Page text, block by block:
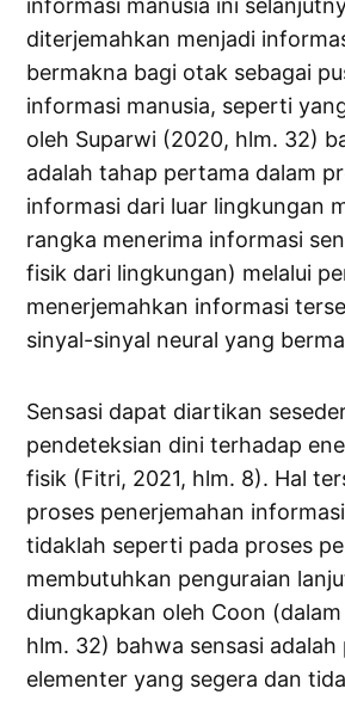
diterjemahkan menjadi
bermakna bagi otak sebagai
informasi manusia, seperti
oleh Suparwi (2020, hlm. 32)
adalah tahap pertama dalam
informasi dari luar lingkungan
rangka menerima informasi
fisik dari lingkungan) melalui
menerjemahkan informasi
sinyal-sinyal neural yang
Sensasi dapat diartikan
pendeteksian dini terhadap
fisik (Fitri, 2021, hlm. 8). Hal
proses penerjemahan
tidaklah seperti pada proses
membutuhkan penguraian
diungkapkan oleh Coon
hlm. 32) bahwa sensasi adalah
elementer yang segera dan